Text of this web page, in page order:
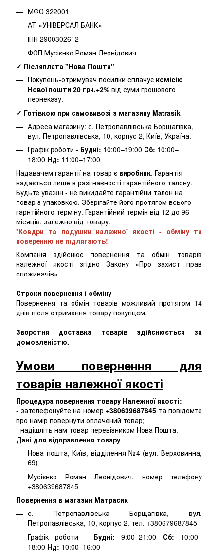
МФО 322001
АТ «УНІВЕРСАЛ БАНК»
ІПН 2900302612
ФОП Мусієнко Роман Леонідович
✓ Післяплата "Нова Пошта"
Покупець-отримувач посилки сплачує комісію
Нової пошти 20 грн.+2% від суми грошового
пернеказу.
✓ Готівкою при самовивозі з магазину Matrasik
Адреса магазину: с. Петропавлівська Борщагівка,
вул. Петропавлівська, 10, корпус 2, Київ, Україна.
Графік роботи - Будні: 10:00–19:00 Сб: 10:00–
18:00 Нд: 11:00–17:00
Надавачем гарантії на товар є виробник. Гарантія
надається лише в разі навності гарантійного талону.
Будьте уважні - не викидайте гарантійни талон на
товар з упаковкою. Зберігайте його протягом всього
гарнтійного терміну. Гарантійний термін від 12 до 96
місяців, залежно від товару.
*Ковдри та подушки належної якості - обміну та
поверенню не підлягають!
Компанія здійснює повернення та обмін товарів
належної якості згідно Закону «Про захист прав
споживачів».
Строки повернення і обміну
Повернення та обмін товарів можливий протягом 14
днів після отримання товару покупцем.
Зворотня доставка товарів здійснюється за
домовленістю.
Умови повернення для
товарів належної якості
Процедура повернення товару Належної якості:
- зателефонуйте на номер +380639687845 та повідомте
про намір повернути оплачений товар;
- надішліть нам товар перевізником Нова Пошта.
Дані для відправлення товару
Нова пошта, Київ, відділення №4 (вул. Верховинна,
69)
Мусієнко Роман Леонідович, номер телефону
+380639687845
Повернення в магазин Матрасик
с. Петропавлівська Борщагівка, вул.
Петропавлівська, 10, корпус 2. тел. +380679687845
Графік роботи - Будні: 9:00–21:00 Сб: 10:00–
18:00 Нд: 10:00–16:00